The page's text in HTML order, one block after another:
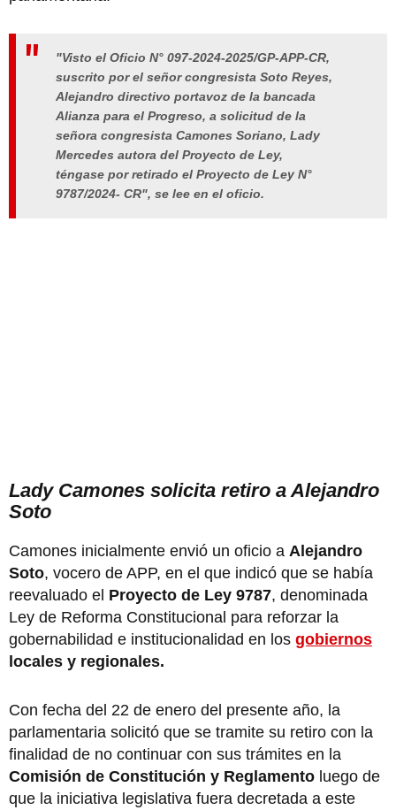
"Visto el Oficio N° 097-2024-2025/GP-APP-CR,
suscrito por el señor congresista Soto Reyes,
Alejandro directivo portavoz de la bancada
Alianza para el Progreso, a solicitud de la
señora congresista Camones Soriano, Lady
Mercedes autora del Proyecto de Ley,
téngase por retirado el Proyecto de Ley N°
9787/2024- CR", se lee en el oficio.
Lady Camones solicita retiro a Alejandro
Soto
Camones inicialmente envió un oficio a Alejandro
Soto, vocero de APP, en el que indicó que se había
reevaluado el Proyecto de Ley 9787, denominada
Ley de Reforma Constitucional para reforzar la
gobernabilidad e institucionalidad en los gobiernos
locales y regionales.
Con fecha del 22 de enero del presente año, la
parlamentaria solicitó que se tramite su retiro con la
finalidad de no continuar con sus trámites en la
Comisión de Constitución y Reglamento luego de
que la iniciativa legislativa fuera decretada a este